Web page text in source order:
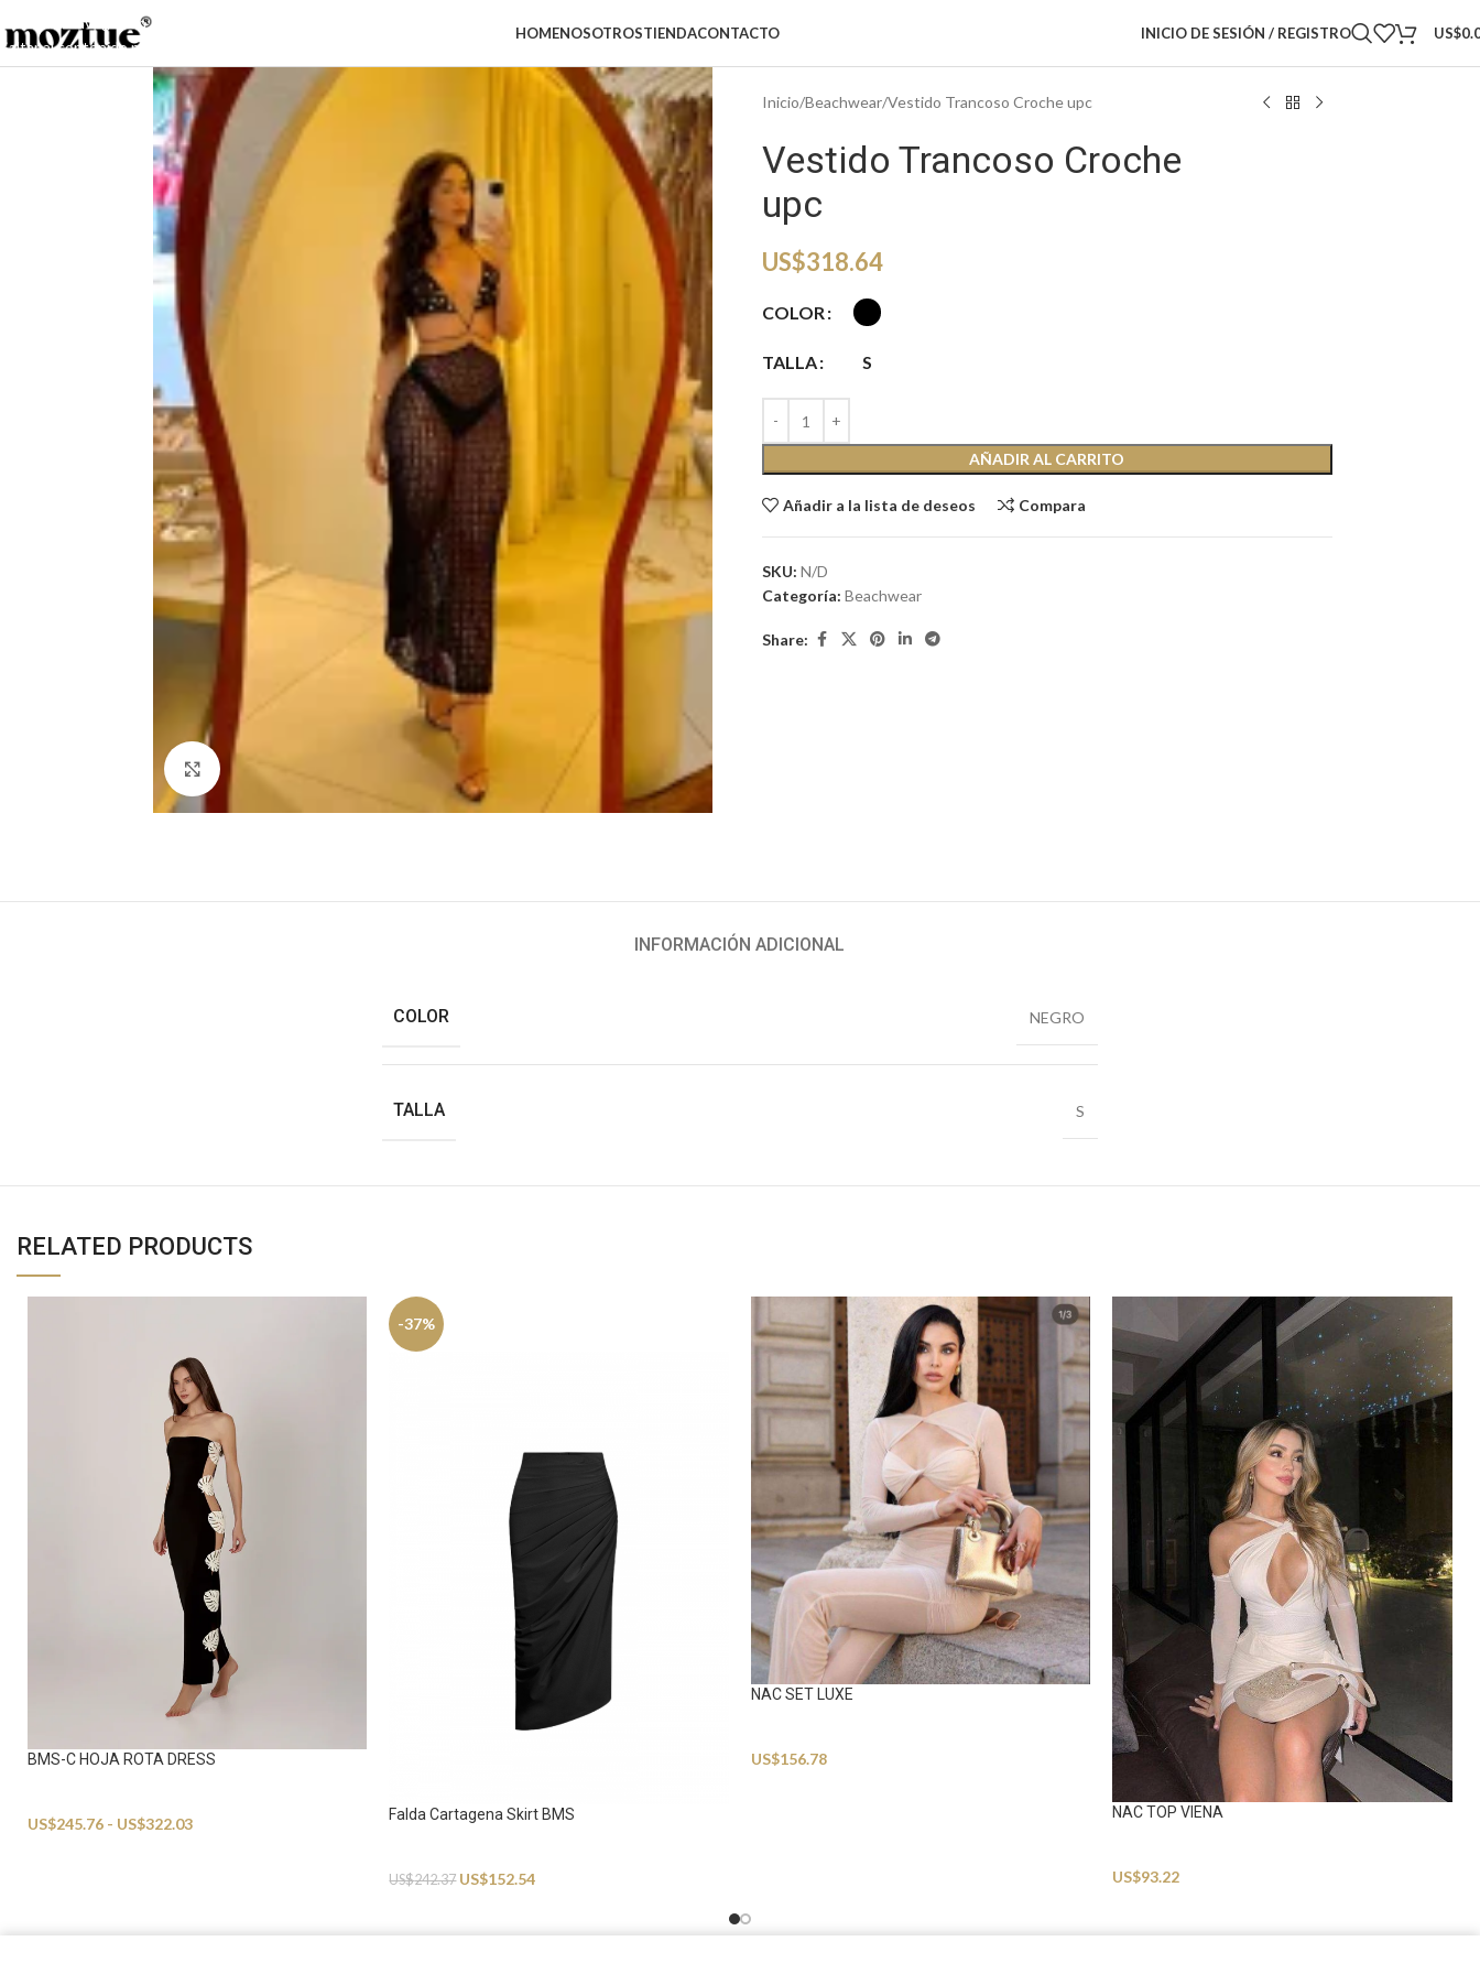
Saltar a la navegación
Saltar al contenido principal
HOMENOSOTROSTIENDACONTACTO INICIO DE SESIÓN / REGISTRO US$
Haga clic para ampliar
Inicio Beachwear Vestido Trancoso Croche upc
Vestido Trancoso Croche
upc
US$318.64
COLOR
TALLA S
AÑADIR AL CARRITO
Añadir a la lista de deseos Compara
SKU: N/D
Categoría: Beachwear
Share:
INFORMACIÓN ADICIONAL
COLOR NEGRO
TALLA S
RELATED PRODUCTS
BMS-C HOJA ROTA DRESS
US$245.76 - US$322.03
-37%
Falda Cartagena Skirt BMS
US$242.37 US$152.54
NAC SET LUXE
US$156.78
NAC TOP VIENA
US$93.22